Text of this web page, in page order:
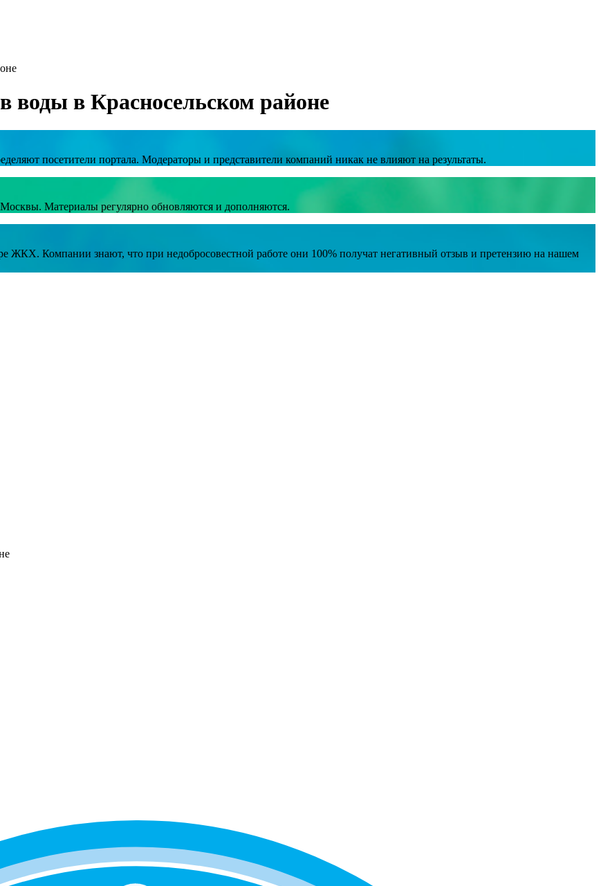
воды в Красносельском районе
посетители портала. Модераторы и представители компаний никак не влияют на результаты.
Материалы регулярно обновляются и дополняются.
ЖКХ. Компании знают, что при недобросовестной работе они 100% получат негативный отзыв и претензию на нашем